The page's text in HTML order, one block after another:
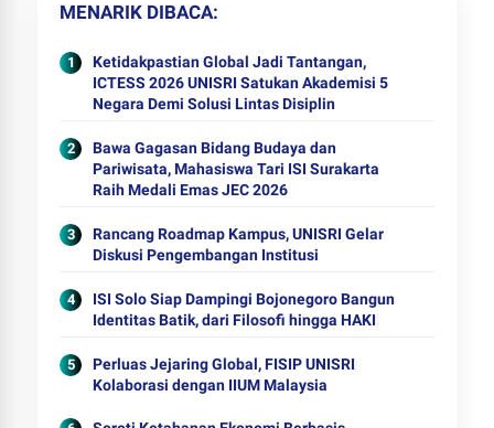
MENARIK DIBACA
Ketidakpastian Global Jadi Tantangan,
ICTESS 2026 UNISRI Satukan Akademisi 5
Negara Demi Solusi Lintas Disiplin
Bawa Gagasan Bidang Budaya dan
Pariwisata, Mahasiswa Tari ISI Surakarta
Raih Medali Emas JEC 2026
Rancang Roadmap Kampus, UNISRI Gelar
Diskusi Pengembangan Institusi
ISI Solo Siap Dampingi Bojonegoro Bangun
Identitas Batik, dari Filosofi hingga HAKI
Perluas Jejaring Global, FISIP UNISRI
Kolaborasi dengan IIUM Malaysia